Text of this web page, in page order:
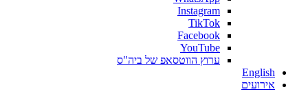
Instagram
TikTok
Facebook
YouTube
ערוץ הווטסאפ של ביה"ס
English
אירועים